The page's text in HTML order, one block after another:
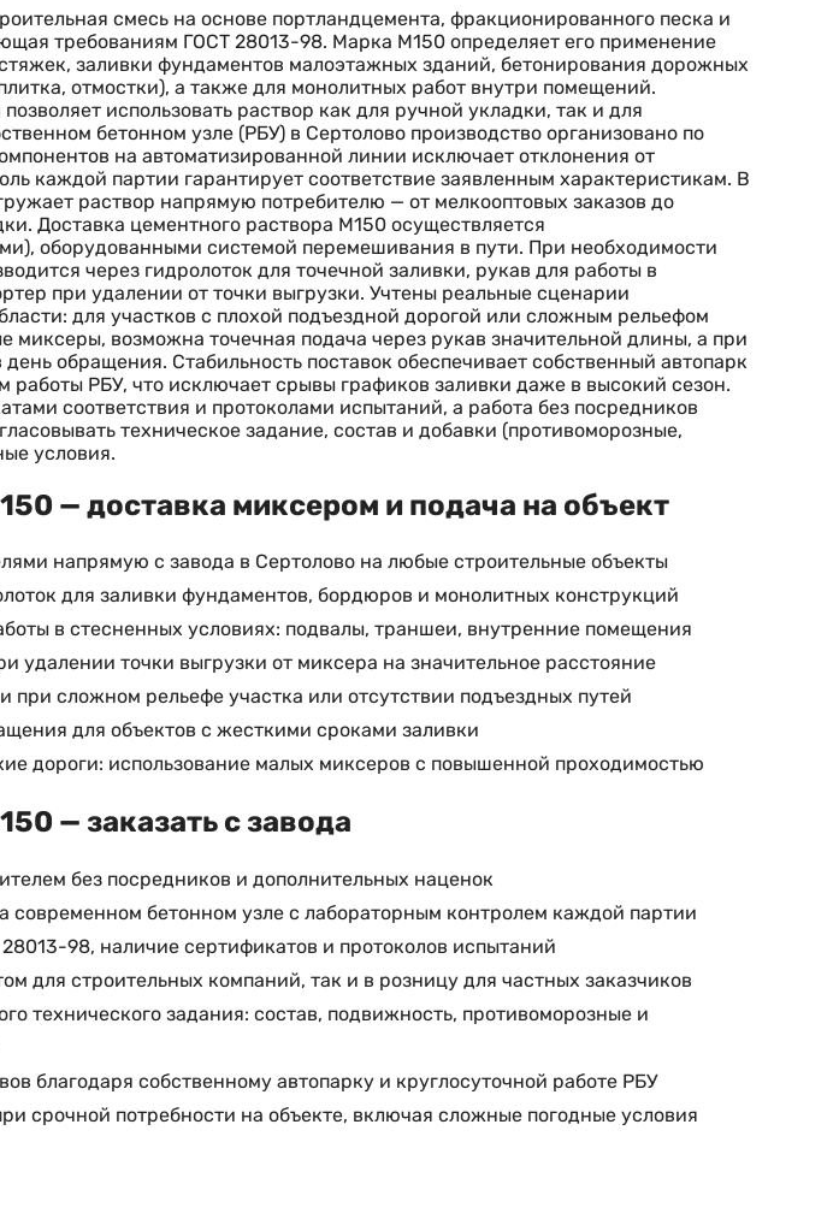
смесь на основе портландцемента, фракционированного песка и
требованиям ГОСТ 28013-98. Марка М150 определяет его применение
заливки фундаментов малоэтажных зданий, бетонирования дорожных
отмостки), а также для монолитных работ внутри помещений.
использовать раствор как для ручной укладки, так и для
бетонном узле (РБУ) в Сертолово производство организовано по
на автоматизированной линии исключает отклонения от
каждой партии гарантирует соответствие заявленным характеристикам. В
раствор напрямую потребителю — от мелкооптовых заказов до
Доставка цементного раствора М150 осуществляется
оборудованными системой перемешивания в пути. При необходимости
через гидролоток для точечной заливки, рукав для работы в
при удалении от точки выгрузки. Учтены реальные сценарии
для участков с плохой подъездной дорогой или сложным рельефом
миксеры, возможна точечная подача через рукав значительной длины, а при
обращения. Стабильность поставок обеспечивает собственный автопарк
работы РБУ, что исключает срывы графиков заливки даже в высокий сезон.
соответствия и протоколами испытаний, а работа без посредников
техническое задание, состав и добавки (противоморозные,
условия.
— доставка миксером и подача на объект
напрямую с завода в Сертолово на любые строительные объекты
для заливки фундаментов, бордюров и монолитных конструкций
в стесненных условиях: подвалы, траншеи, внутренние помещения
удалении точки выгрузки от миксера на значительное расстояние
при сложном рельефе участка или отсутствии подъездных путей
для объектов с жесткими сроками заливки
дороги: использование малых миксеров с повышенной проходимостью
— заказать с завода
без посредников и дополнительных наценок
современном бетонном узле с лабораторным контролем каждой партии
98, наличие сертификатов и протоколов испытаний
для строительных компаний, так и в розницу для частных заказчиков
технического задания: состав, подвижность, противоморозные и
благодаря собственному автопарку и круглосуточной работе РБУ
срочной потребности на объекте, включая сложные погодные условия